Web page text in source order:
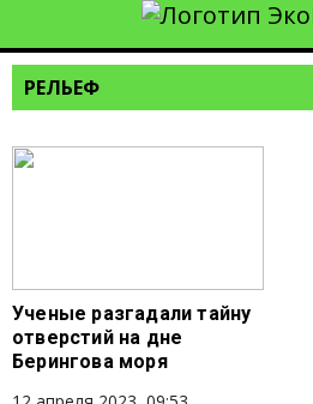
РЕЛЬЕФ
Ученые разгадали тайну
отверстий на дне
Берингова моря